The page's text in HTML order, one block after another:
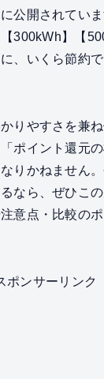
公開されてい
300kWh】【
、いくら節約
りやすさを兼
ポイント還元
りかねません
なら、ぜひこ
意点・比較の
ポンサーリンク